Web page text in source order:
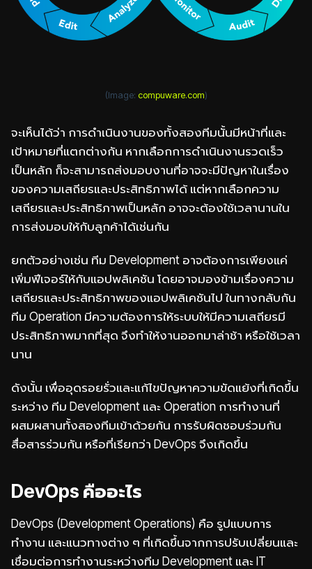
(Image: compuware.com)
จะเห็นได้ว่า การดำเนินงานของทั้งสองทีมนั้นมีหน้าที่และ
เป้าหมายที่แตกต่างกัน หากเลือกการดำเนินงานรวดเร็ว
เป็นหลัก ก็จะสามารถส่งมอบงานที่อาจจะมีปัญหาในเรื่อง
ของความเสถียรและประสิทธิภาพได้ แต่หากเลือกความ
เสถียรและประสิทธิภาพเป็นหลัก อาจจะต้องใช้เวลานานใน
การส่งมอบให้กับลูกค้าได้เช่นกัน
ยกตัวอย่างเช่น ทีม Development อาจต้องการเพียงแค่
เพิ่มฟีเจอร์ให้กับแอปพลิเคชัน โดยอาจมองข้ามเรื่องความ
เสถียรและประสิทธิภาพของแอปพลิเคชันไป ในทางกลับกัน
ทีม Operation มีความต้องการให้ระบบให้มีความเสถียรมี
ประสิทธิภาพมากที่สุด จึงทำให้งานออกมาล่าช้า หรือใช้เวลา
นาน
ดังนั้น เพื่ออุดรอยรั่วและแก้ไขปัญหาความขัดแย้งที่เกิดขึ้น
ระหว่าง ทีม Development และ Operation การทำงานที่
ผสมผสานทั้งสองทีมเข้าด้วยกัน การรับผิดชอบร่วมกัน
สื่อสารร่วมกัน หรือที่เรียกว่า DevOps จึงเกิดขึ้น
DevOps คืออะไร
DevOps (Development Operations) คือ รูปแบบการ
ทำงาน และแนวทางต่าง ๆ ที่เกิดขึ้นจากการปรับเปลี่ยนและ
เชื่อมต่อการทำงานระหว่างทีม Development และ IT